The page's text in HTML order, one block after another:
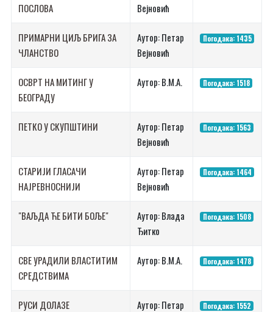
ПОСЛОВА
Вејновић
ПРИМАРНИ ЦИЉ БРИГА ЗА
ЧЛАНСТВО
Аутор: Петар
Вејновић
Погодака: 1435
ОСВРТ НА МИТИНГ У
БЕОГРАДУ
Аутор: В.М.А. Погодака: 1518
ПЕТКО У СКУПШТИНИ
Аутор: Петар
Вејновић
Погодака: 1563
СТАРИЈИ ГЛАСАЧИ
НАЈРЕВНОСНИЈИ
Аутор: Петар
Вејновић
Погодака: 1464
"ВАЉДА ЋЕ БИТИ БОЉЕ"
Аутор: Влада
Ђитко
Погодака: 1508
СВЕ УРАДИЛИ ВЛАСТИТИМ
СРЕДСТВИМА
Аутор: В.М.А. Погодака: 1478
РУСИ ДОЛАЗЕ
Аутор: Петар
Погодака: 1552